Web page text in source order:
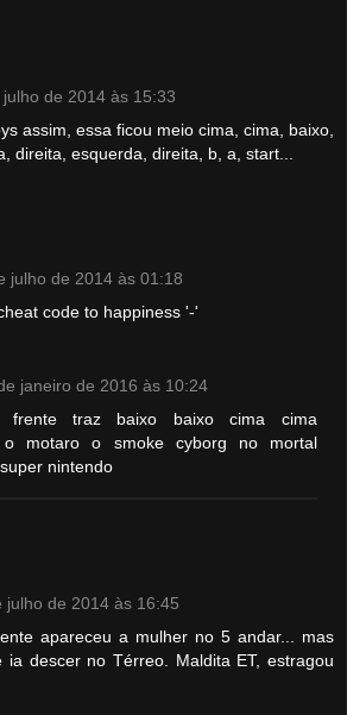
de 2014 às 15:33
assim, essa ficou meio cima, cima, baixo,
direita, esquerda, direita, b, a, start...
julho de 2014 às 01:18
code to happiness '-'
janeiro de 2016 às 10:24
traz baixo baixo cima cima
o motaro o smoke cyborg no mortal
nintendo
julho de 2014 às 16:45
apareceu a mulher no 5 andar... mas
ia descer no Térreo. Maldita ET, estragou